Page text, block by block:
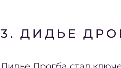
3. ДИДЬЕ